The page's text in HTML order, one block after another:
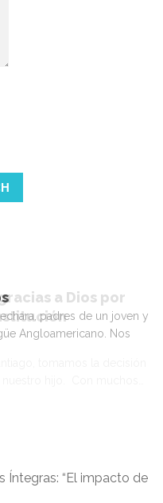
a Dios por
Íntegras: “El impacto de